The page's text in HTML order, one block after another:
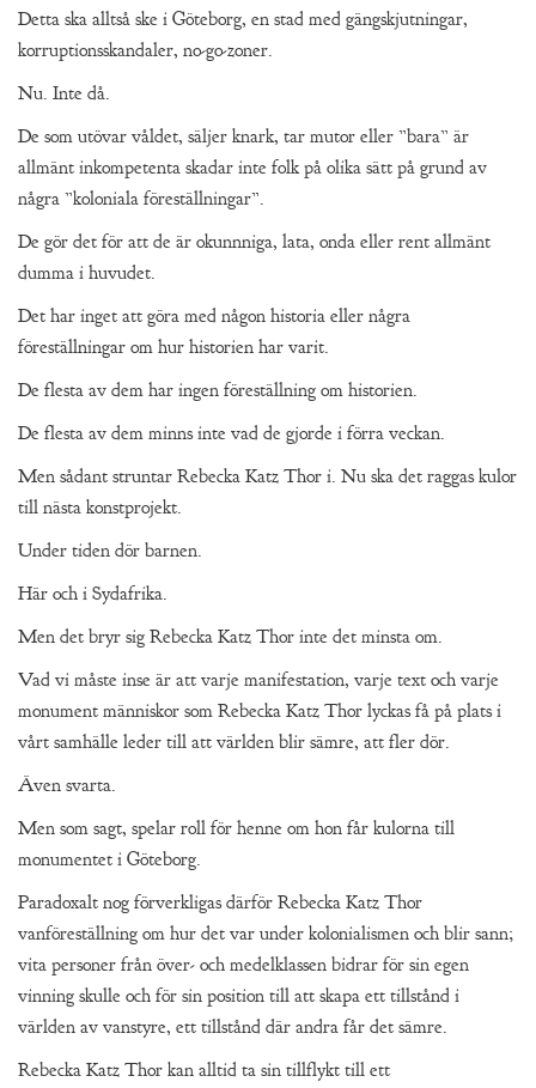
Detta ska alltså ske i Göteborg, en stad med gängskjutningar,
korruptionsskandaler, no-go-zoner.
Nu. Inte då.
De som utövar våldet, säljer knark, tar mutor eller ”bara” är
allmänt inkompetenta skadar inte folk på olika sätt på grund av
några ”koloniala föreställningar”.
De gör det för att de är okunnniga, lata, onda eller rent allmänt
dumma i huvudet.
Det har inget att göra med någon historia eller några
föreställningar om hur historien har varit.
De flesta av dem har ingen föreställning om historien.
De flesta av dem minns inte vad de gjorde i förra veckan.
Men sådant struntar Rebecka Katz Thor i. Nu ska det raggas kulor
till nästa konstprojekt.
Under tiden dör barnen.
Här och i Sydafrika.
Men det bryr sig Rebecka Katz Thor inte det minsta om.
Vad vi måste inse är att varje manifestation, varje text och varje
monument människor som Rebecka Katz Thor lyckas få på plats i
vårt samhälle leder till att världen blir sämre, att fler dör.
Även svarta.
Men som sagt, spelar roll för henne om hon får kulorna till
monumentet i Göteborg.
Paradoxalt nog förverkligas därför Rebecka Katz Thor
vanföreställning om hur det var under kolonialismen och blir sann;
vita personer från över- och medelklassen bidrar för sin egen
vinning skulle och för sin position till att skapa ett tillstånd i
världen av vanstyre, ett tillstånd där andra får det sämre.
Rebecka Katz Thor kan alltid ta sin tillflykt till ett